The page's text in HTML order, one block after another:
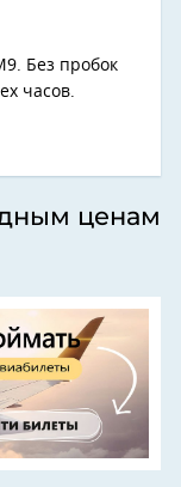
Без пробок
часов.
ценам